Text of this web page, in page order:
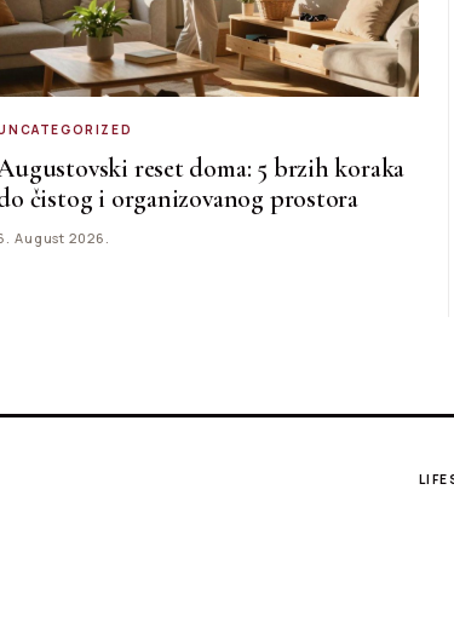
reset doma: 5 brzih koraka
čistog i organizovanog prostora
August 2026.